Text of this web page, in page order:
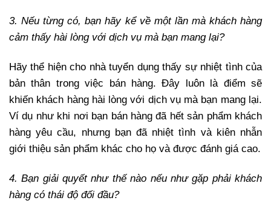
3. Nếu từng có, bạn hãy kể về một lần mà khách hàng
cảm thấy hài lòng với dịch vụ mà bạn mang lại?
Hãy thể hiện cho nhà tuyển dụng thấy sự nhiệt tình của
bản thân trong việc bán hàng. Đây luôn là điểm sẽ
khiến khách hàng hài lòng với dịch vụ mà bạn mang lại.
Ví dụ như khi nơi bạn bán hàng đã hết sản phẩm khách
hàng yêu cầu, nhưng bạn đã nhiệt tình và kiên nhẫn
giới thiệu sản phẩm khác cho họ và được đánh giá cao.
4. Bạn giải quyết như thế nào nếu như gặp phải khách
hàng có thái độ đối đầu?